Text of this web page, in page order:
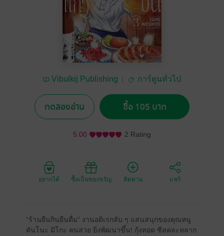
Vibulkij Publishing การ์ตูนทั่วไป
ทดลองอ่าน ซื้อ 105 บาท
5.00 2 Rating
อยากได้ ซื้อเป็นของขวัญ ติดตาม แชร์
“ร้านยืนกินยืนดื่ม” งานอดิเรกลับ ๆ แสนสนุกของคุณหนู
คันโนะ มิโกะ คนสวย ยิ่งพัฒนาขึ้น! กุ้งทอด ชีสคละหลาก